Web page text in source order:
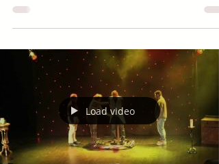
spectacle de Noël, pour votre fête de Noël, présenté
Load video